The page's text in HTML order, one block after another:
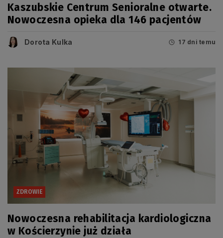
Kaszubskie Centrum Senioralne otwarte.
Nowoczesna opieka dla 146 pacjentów
Dorota Kulka 17 dni temu
ZDROWIE
Nowoczesna rehabilitacja kardiologiczna
w Kościerzynie już działa